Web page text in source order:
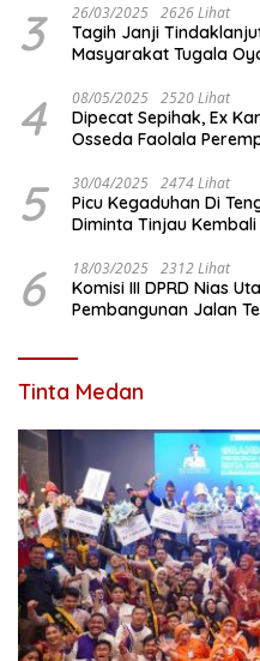
3 26/03/2025 2626 Lihat
Tagih Janji
Masyarakat Tugala
4 08/05/2025 2520 Lihat
Dipecat Sepihak, Ex
Osseda Faolala
5 30/04/2025 2474 Lihat
Picu Kegaduhan Di
Diminta Tinjau
6 18/03/2025 2312 Lihat
Komisi III DPRD Nias
Pembangunan Jalan
Tinta Medan